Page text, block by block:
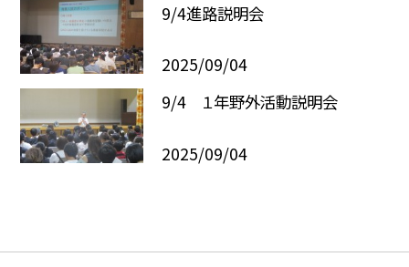
9/4進路説明会
2025/09/04
9/4 １年野外活動説明会
2025/09/04